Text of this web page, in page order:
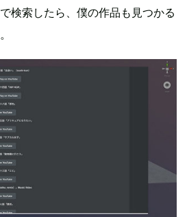
検索したら、僕の作品も見つかる